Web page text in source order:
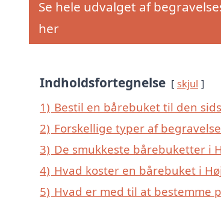
Se hele udvalget af
her
Indholdsfortegnelse skjul
1) Bestil en bårebuket til den
2) Forskellige typer af
3) De smukkeste bårebuketter i
4) Hvad koster en bårebuket i
5) Hvad er med til at bestemme